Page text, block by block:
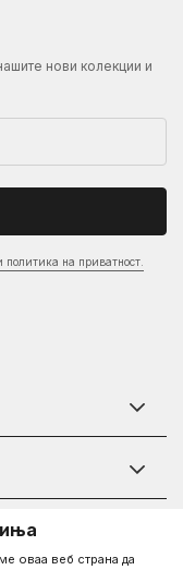
нови колекции и
политика на приватност.
оваа веб страна да